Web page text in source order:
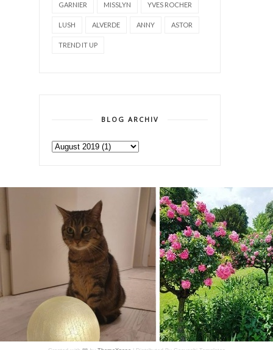
GARNIER MISSLYN YVES ROCHER
LUSH ALVERDE ANNY ASTOR
TREND IT UP
BLOG ARCHIV